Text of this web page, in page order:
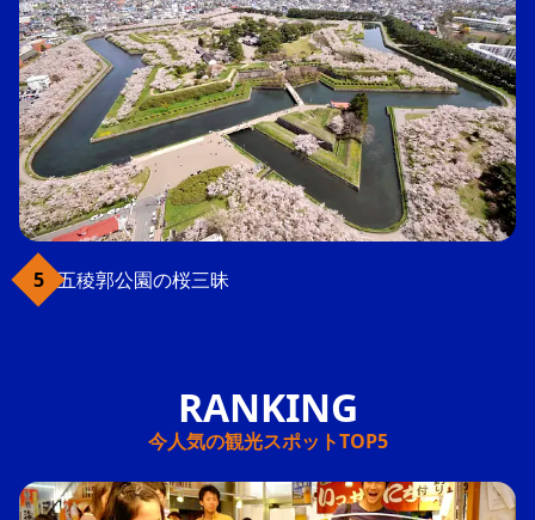
五稜郭公園の桜三昧
今人気の観光スポットTOP5